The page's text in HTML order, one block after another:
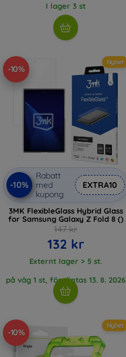
I lager 3 st
-10%
Nyhet
-10%
Rabatt
med
kupong
EXTRA10
3MK FlexibleGlass Hybrid Glass
for Samsung Galaxy Z Fold 8 ()
147 kr
132 kr
Externt lager > 5 st.
på väg 1 st, förväntas 13. 8. 2026
-10%
Nyhet